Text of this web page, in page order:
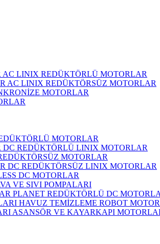
AC LINIX REDÜKTÖRLÜ MOTORLAR
AC LINIX REDÜKTÖRSÜZ MOTORLAR
MOTORLAR
MOTORLAR
DC REDÜKTÖRLÜ LINIX MOTORLAR
MOTORLAR
DC REDÜKTÖRSÜZ LINIX MOTORLAR
DC MOTORLAR
VE SIVI POMPALARI
PLANET REDÜKTÖRLÜ DC
HAVUZ TEMİZLEME ROBOT
ASANSÖR VE KAYARKAPI